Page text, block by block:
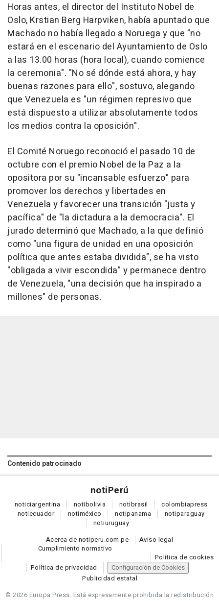
Horas antes, el director del Instituto Nobel de
Oslo, Krstian Berg Harpviken, había apuntado que
Machado no había llegado a Noruega y que "no
estará en el escenario del Ayuntamiento de Oslo
a las 13.00 horas (hora local), cuando comience
la ceremonia". "No sé dónde está ahora, y hay
buenas razones para ello", sostuvo, alegando
que Venezuela es "un régimen represivo que
está dispuesto a utilizar absolutamente todos
los medios contra la oposición".
El Comité Noruego reconoció el pasado 10 de
octubre con el premio Nobel de la Paz a la
opositora por su "incansable esfuerzo" para
promover los derechos y libertades en
Venezuela y favorecer una transición "justa y
pacífica" de "la dictadura a la democracia". El
jurado determinó que Machado, a la que definió
como "una figura de unidad en una oposición
política que antes estaba dividida", se ha visto
"obligada a vivir escondida" y permanece dentro
de Venezuela, "una decisión que ha inspirado a
millones" de personas.
Contenido patrocinado
notiPerú
noticiargentina notibolivia notibrasil colombiapress
notiecuador notiméxico notipanama notiparaguay
notiuruguay
Acerca de notiperu.com.pe
Aviso legal
Cumplimiento normativo
Política de cookies
Política de privacidad
Configuración de Cookies
Publicidad estatal
© 2026 Europa Press. Está expresamente prohibida la redistribución